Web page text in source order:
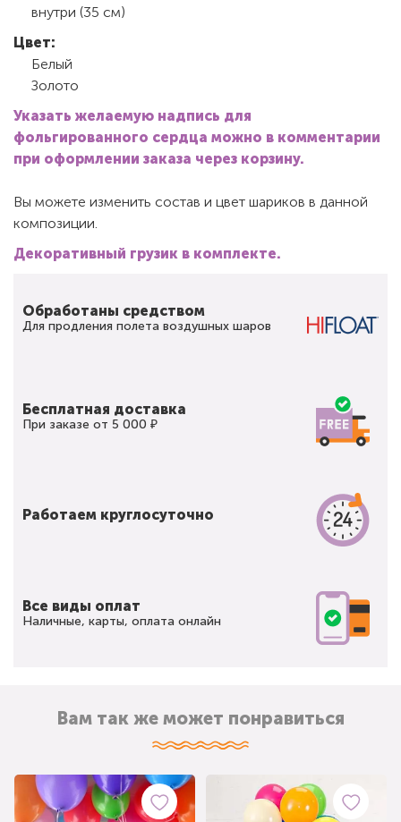
внутри (35 см)
Цвет:
Белый
Золото
Указать желаемую надпись для
фольгированного сердца можно в комментарии
при оформлении заказа через корзину.
Вы можете изменить состав и цвет шариков в данной
композиции.
Декоративный грузик в комплекте.
Обработаны средством
Для продления полета воздушных шаров
Бесплатная доставка
При заказе от 5 000 ₽
Работаем круглосуточно
Все виды оплат
Наличные, карты, оплата онлайн
Вам так же может понравиться